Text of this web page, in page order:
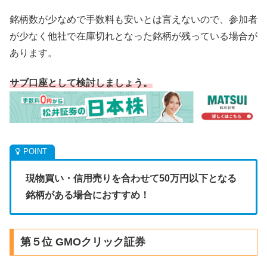
銘柄数が少なめで手数料も安いとは言えないので、参加者
が少なく他社で在庫切れとなった銘柄が残っている場合が
あります。
サブ口座として検討しましょう。
現物買い・信用売りを合わせて50万円以下となる
銘柄がある場合におすすめ！
第５位 GMOクリック証券